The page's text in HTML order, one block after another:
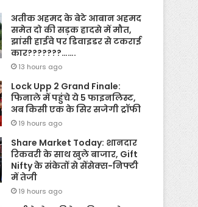
अतीक अहमद के बेटे आबान अहमद
समेत दो की सड़क हादसे में मौत,
झांसी हाईवे पर डिवाइडर से टकराई
कार???????…….
13 hours ago
Lock Upp 2 Grand Finale:
फिनाले में पहुंचे ये 5 फाइनलिस्ट,
अब किसी एक के सिर सजेगी ट्रॉफी
19 hours ago
Share Market Today: शानदार
रिकवरी के साथ खुले बाजार, Gift
Nifty के संकेतों से सेंसेक्स-निफ्टी
में तेजी
19 hours ago